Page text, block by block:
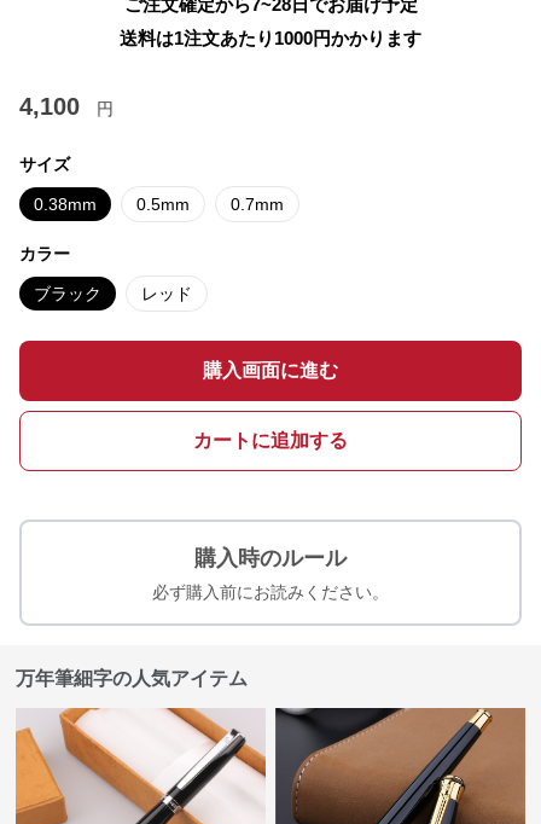
ご注文確定から7~28日でお届け予定
送料は1注文あたり 1000円かかります
4,100 円
サイズ
0.38mm 0.5mm 0.7mm
カラー
ブラック レッド
購入画面に進む
カートに追加する
購入時のルール
必ず購入前にお読みください。
万年筆細字の人気アイテム